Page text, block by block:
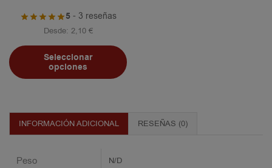
5- 3 reseñas
Desde: 2,10 €
Seleccionar
opciones
INFORMACIÓN ADICIONAL RESEÑAS (0)
Peso N/D